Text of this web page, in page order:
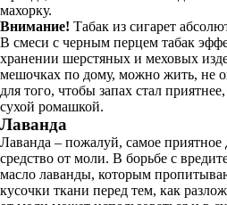
махорку.
Внимание! Табак из сигарет
В смеси с черным перцем табак
хранении шерстяных и меховых
мешочках по дому, можно жить, не
для того, чтобы запах стал
сухой ромашкой.
Лаванда
Лаванда – пожалуй, самое приятное
средство от моли. В борьбе с
масло лаванды, которым
кусочки ткани перед тем, как